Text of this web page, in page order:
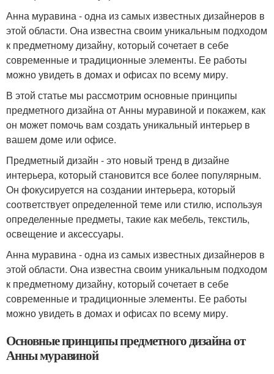
Анна муравина - одна из самых известных дизайнеров в
этой области. Она известна своим уникальным подходом
к предметному дизайну, который сочетает в себе
современные и традиционные элементы. Ее работы
можно увидеть в домах и офисах по всему миру.
В этой статье мы рассмотрим основные принципы
предметного дизайна от Анны муравиной и покажем, как
он может помочь вам создать уникальный интерьер в
вашем доме или офисе.
Предметный дизайн - это новый тренд в дизайне
интерьера, который становится все более популярным.
Он фокусируется на создании интерьера, который
соответствует определенной теме или стилю, используя
определенные предметы, такие как мебель, текстиль,
освещение и аксессуары.
Анна муравина - одна из самых известных дизайнеров в
этой области. Она известна своим уникальным подходом
к предметному дизайну, который сочетает в себе
современные и традиционные элементы. Ее работы
можно увидеть в домах и офисах по всему миру.
Основные принципы предметного дизайна от
Анны муравиной